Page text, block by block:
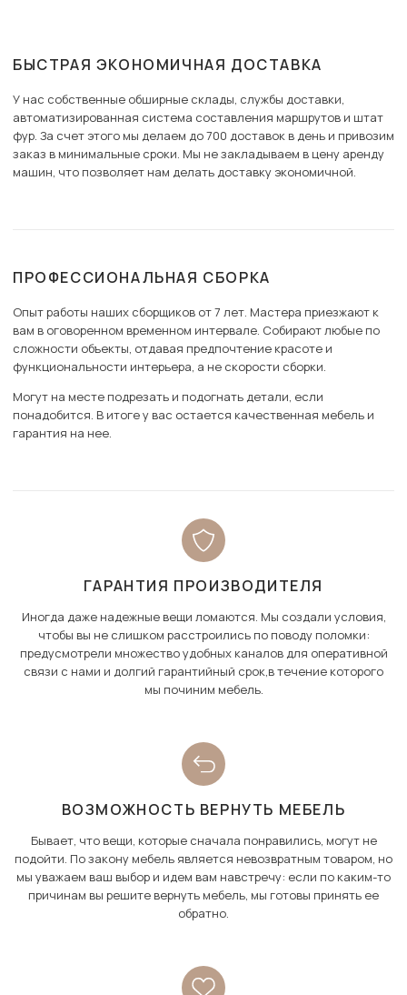
БЫСТРАЯ ЭКОНОМИЧНАЯ ДОСТАВКА
У нас собственные обширные склады, службы доставки,
автоматизированная система составления маршрутов и штат
фур. За счет этого мы делаем до 700 доставок в день и привозим
заказ в минимальные сроки. Мы не закладываем в цену аренду
машин, что позволяет нам делать доставку экономичной.
ПРОФЕССИОНАЛЬНАЯ СБОРКА
Опыт работы наших сборщиков от 7 лет. Мастера приезжают к
вам в оговоренном временном интервале. Собирают любые по
сложности объекты, отдавая предпочтение красоте и
функциональности интерьера, а не скорости сборки.
Могут на месте подрезать и подогнать детали, если
понадобится. В итоге у вас остается качественная мебель и
гарантия на нее.
ГАРАНТИЯ ПРОИЗВОДИТЕЛЯ
Иногда даже надежные вещи ломаются. Мы создали условия,
чтобы вы не слишком расстроились по поводу поломки:
предусмотрели множество удобных каналов для оперативной
связи с нами и долгий гарантийный срок,в течение которого
мы починим мебель.
ВОЗМОЖНОСТЬ ВЕРНУТЬ МЕБЕЛЬ
Бывает, что вещи, которые сначала понравились, могут не
подойти. По закону мебель является невозвратным товаром, но
мы уважаем ваш выбор и идем вам навстречу: если по каким-то
причинам вы решите вернуть мебель, мы готовы принять ее
обратно.